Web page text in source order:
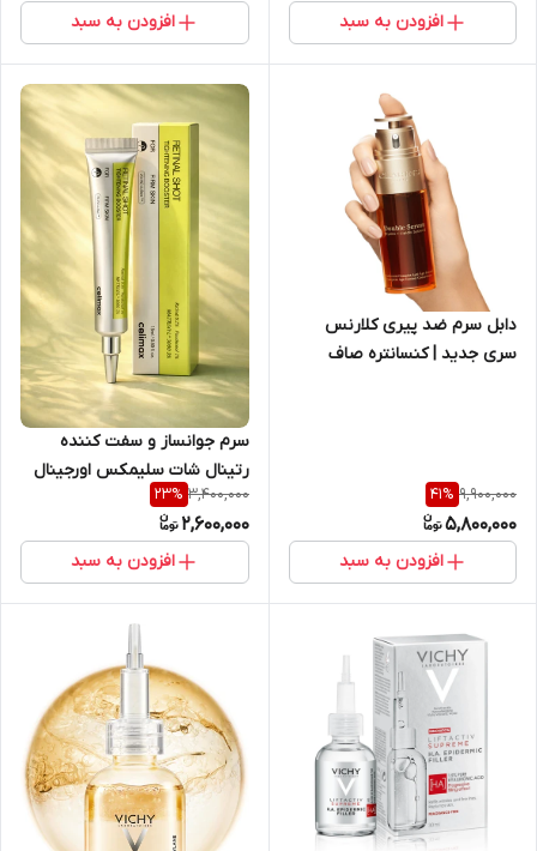
افزودن به سبد افزودن به سبد
دابل سرم ضد پیری کلارنس
سری جدید | کنسانتره صاف
9,900,000
41%
5,800,000
افزودن به سبد
سرم جوانساز و سفت کننده
رتینال شات سلیمکس اورجینال
3,400,000
23%
2,600,000
افزودن به سبد